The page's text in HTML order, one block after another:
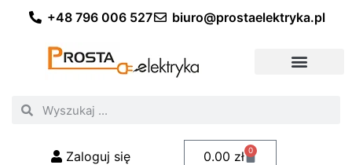
+48 796 006 527 biuro@prostaelektryka.pl
Zaloguj się 0.00 zł 0